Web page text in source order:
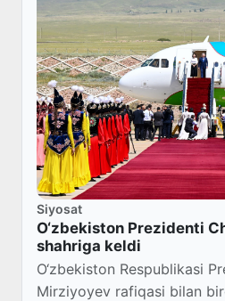
Siyosat
O‘zbekiston Prezidenti
shahriga keldi
O‘zbekiston Respublikasi
Mirziyoyev rafiqasi bilan